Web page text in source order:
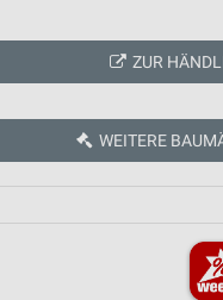
ZUR
WEITERE